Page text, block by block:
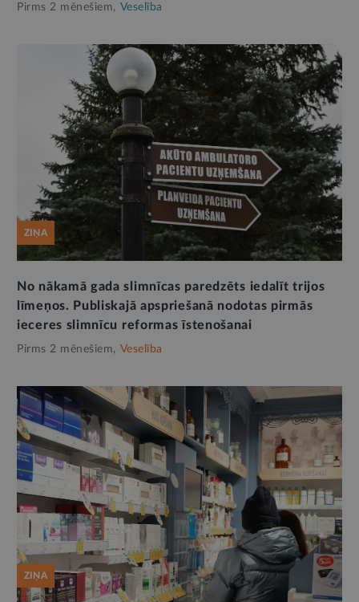
Pirms 2 mēnešiem, Veselība
ZIŅA
No nākamā gada slimnīcas paredzēts iedalīt trijos
līmeņos. Publiskajā apspriešanā nodotas pirmās
ieceres slimnīcu reformas īstenošanai
Pirms 2 mēnešiem, Veselība
ZIŅA